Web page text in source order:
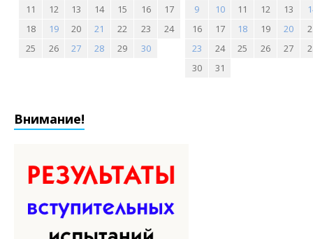
11
12 13 14 15 16
17
18
19 20 21 22 23
24
25
26 27 28 29 30
9
10 11 12 13
16
17 18 19 20
23
24 25 26 27
30
31
Внимание!